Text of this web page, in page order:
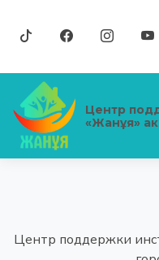
Центр
«Жанұя»
Центр поддержки